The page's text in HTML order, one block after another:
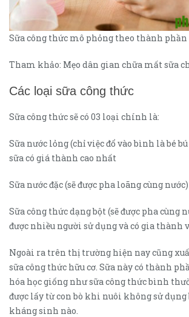
Sữa công thức mô phỏng theo thành phần
Tham khảo: Mẹo dân gian chữa mất sữa
Các loại sữa công thức
Sữa công thức sẽ có 03 loại chính là:
Sữa nước lỏng (chỉ việc đổ vào bình là bé
sữa có giá thành cao nhất
Sữa nước đặc (sẽ được pha loãng cùng nước)
Sữa công thức dạng bột (sẽ được pha cùng
được nhiều người sử dụng và có gia thành
Ngoài ra trên thị trường hiện nay cũng
sữa công thức hữu cơ. Sữa này có thành
hóa học giống như sữa công thức bình
được lấy từ con bò khi nuôi không sử
kháng sinh nào.